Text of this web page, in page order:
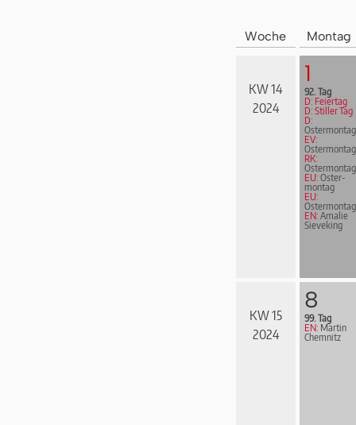
Woche Montag
KW 14
2024
1
92. Tag
D: Feiertag
D: Stiller Tag
D:
Ostermontag
EV:
Ostermontag
RK:
Ostermontag
EU: Oster­
mon­tag
EU:
Ostermontag
EN: Amalie
Sieveking
KW 15
2024
8
99. Tag
EN: Martin
Chemnitz